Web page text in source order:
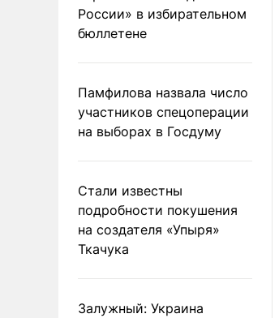
России» в избирательном
бюллетене
Памфилова назвала число
участников спецоперации
на выборах в Госдуму
Стали известны
подробности покушения
на создателя «Упыря»
Ткачука
Залужный: Украина